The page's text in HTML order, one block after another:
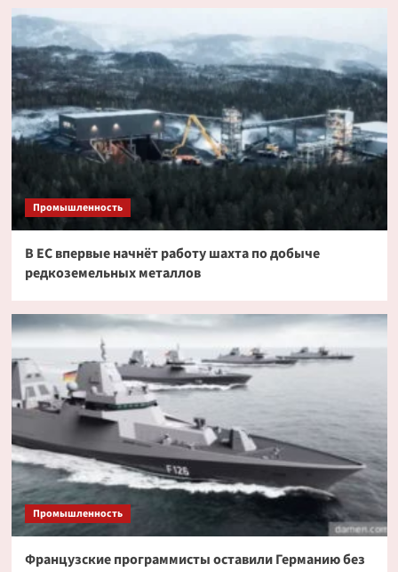
Промышленность
В ЕС впервые начнёт работу шахта по добыче
редкоземельных металлов
Промышленность
Французские программисты оставили Германию без